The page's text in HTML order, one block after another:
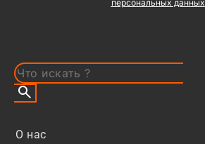
персональных данных
О нас